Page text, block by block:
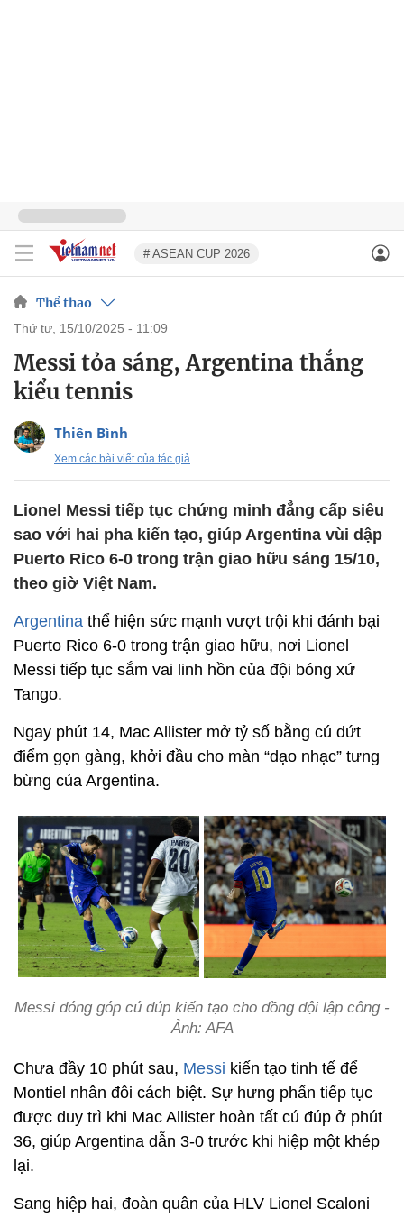
# ASEAN CUP 2026
Thể thao
thứ tư, 15/10/2025 - 11:09
Messi tỏa sáng, Argentina thắng
kiểu tennis
Thiên Bình
Xem các bài viết của tác giả
Lionel Messi tiếp tục chứng minh đẳng cấp siêu
sao với hai pha kiến tạo, giúp Argentina vùi dập
Puerto Rico 6-0 trong trận giao hữu sáng 15/10,
theo giờ Việt Nam.
Argentina thể hiện sức mạnh vượt trội khi đánh bại
Puerto Rico 6-0 trong trận giao hữu, nơi Lionel
Messi tiếp tục sắm vai linh hồn của đội bóng xứ
Tango.
Ngay phút 14, Mac Allister mở tỷ số bằng cú dứt
điểm gọn gàng, khởi đầu cho màn “dạo nhạc” tưng
bừng của Argentina.
Messi đóng góp cú đúp kiến tạo cho đồng đội lập công -
Ảnh: AFA
Chưa đầy 10 phút sau, Messi kiến tạo tinh tế để
Montiel nhân đôi cách biệt. Sự hưng phấn tiếp tục
được duy trì khi Mac Allister hoàn tất cú đúp ở phút
36, giúp Argentina dẫn 3-0 trước khi hiệp một khép
lại.
Sang hiệp hai, đoàn quân của HLV Lionel Scaloni